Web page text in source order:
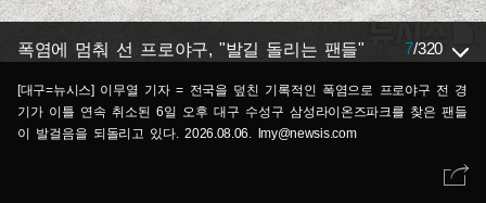
폭염에 멈춰 선 프로야구, "발길 돌리는 팬들" 7/320
[대구=뉴시스] 이무열 기자 = 전국을 덮친 기록적인 폭염으로 프로야구 전 경
기가 이틀 연속 취소된 6일 오후 대구 수성구 삼성라이온즈파크를 찾은 팬들
이 발걸음을 되돌리고 있다. 2026.08.06. lmy@newsis.com